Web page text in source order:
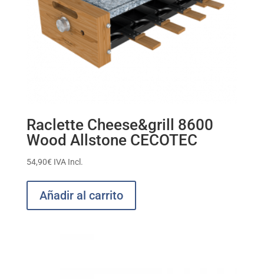
Raclette Cheese&grill 8600
Wood Allstone CECOTEC
54,90€ IVA Incl.
Añadir al carrito